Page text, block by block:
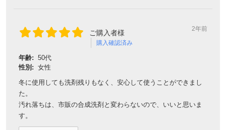
ご購入者様
購入確認済み
2年前
年齢: 50代
性別: 女性
冬に使用しても洗剤残りもなく、安心して使うことができまし
た。
汚れ落ちは、市販の合成洗剤と変わらないので、いいと思いま
す。